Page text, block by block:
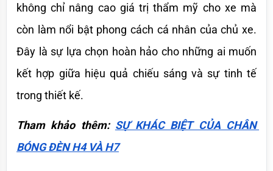
không chỉ nâng cao giá trị thẩm mỹ cho xe mà
còn làm nổi bật phong cách cá nhân của chủ xe.
Đây là sự lựa chọn hoàn hảo cho những ai muốn
kết hợp giữa hiệu quả chiếu sáng và sự tinh tế
trong thiết kế.
Tham khảo thêm: SỰ KHÁC BIỆT CỦA CHÂN
BÓNG ĐÈN H4 VÀ H7